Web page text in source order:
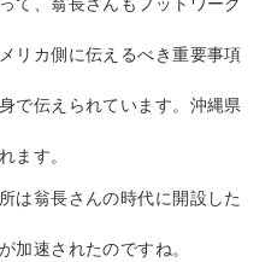
リカ側に伝えるべき重要事項
で伝えられています。沖縄県
ます。
は翁長さんの時代に開設した
加速されたのですね。